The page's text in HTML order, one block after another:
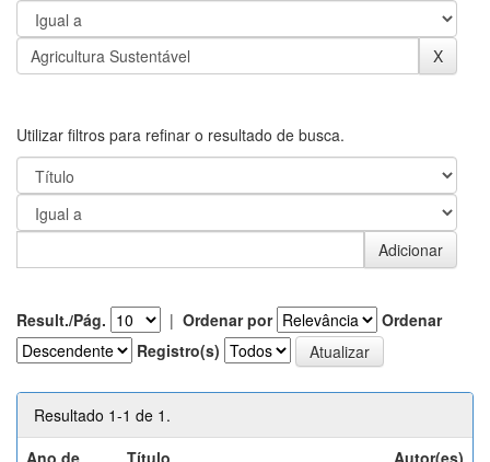
Utilizar filtros para refinar o resultado de busca.
Result./Pág. | Ordenar por
Ordenar
Registro(s)
Resultado 1-1 de 1.
Ano de
Título Autor(es)